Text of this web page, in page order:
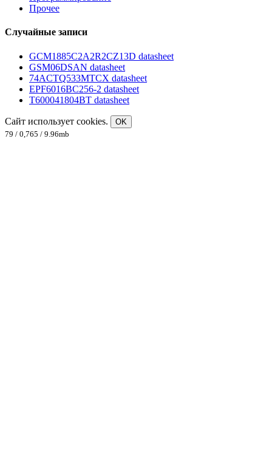
Прочее
Случайные записи
GCM1885C2A2R2CZ13D datasheet
GSM06DSAN datasheet
74ACTQ533MTCX datasheet
EPF6016BC256-2 datasheet
T600041804BT datasheet
Сайт использует cookies.
OK
79 / 0,765 / 9.96mb